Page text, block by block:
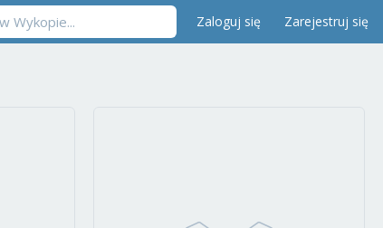
Zaloguj się Zarejestruj się